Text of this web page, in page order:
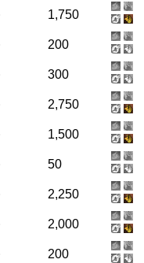
1,750
200
300
2,750
1,500
50
2,250
2,000
200